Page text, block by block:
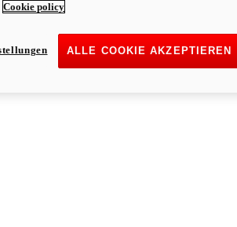
Cookie policy
ALLE COOKIE AKZEPTIEREN